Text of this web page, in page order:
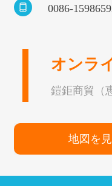
0086-
オンラ
鎧鉅商貿（
地図を